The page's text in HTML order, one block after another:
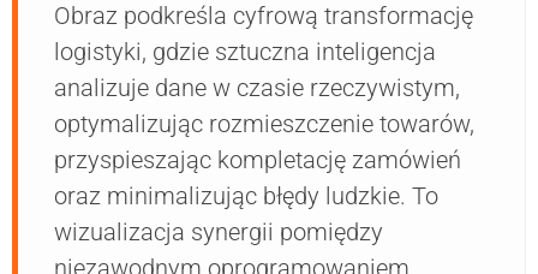
Obraz podkreśla cyfrową transformację
logistyki, gdzie sztuczna inteligencja
analizuje dane w czasie rzeczywistym,
optymalizując rozmieszczenie towarów,
przyspieszając kompletację zamówień
oraz minimalizując błędy ludzkie. To
wizualizacja synergii pomiędzy
niezawodnym oprogramowaniem